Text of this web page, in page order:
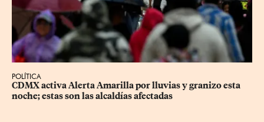
POLÍTICA
CDMX activa Alerta Amarilla por lluvias y granizo esta
noche; estas son las alcaldías afectadas